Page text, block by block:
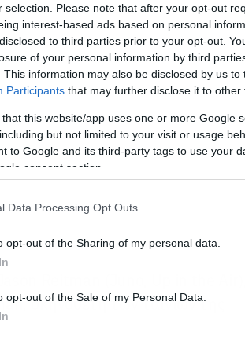
selection. Please note that after your opt-out
interest-based ads based on personal
to third parties prior to your opt-out.
of your personal information by third
This information may also be disclosed by us
Participants that may further disclose it to other
that this website/app uses one or more Google
but not limited to your visit or usage
to Google and its third-party tags to use your
consent section.
Data Processing Opt Outs
opt-out of the Sharing of my personal data.
opt-out of the Sale of my Personal Data.
Reitman (Juno, Up in the Air),
σκηνοθέτη των ταινιών της